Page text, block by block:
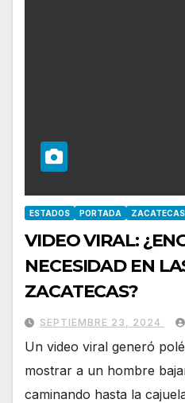
ESTADOS PORTADA ZACATECAS
VIDEO VIRAL:
NECESIDAD EN
ZACATECAS?
SEPTIEMBRE 23, 2024
Un video viral generó
mostrar a un hombre
caminando hasta la